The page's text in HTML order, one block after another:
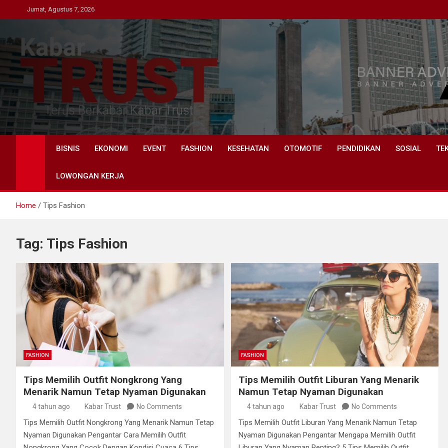
to
Jumat, Agustus 7, 2026
Kabar Trust
Terus Berkabar Kabar Trust
BISNIS EKONOMI EVENT FASHION KESEHATAN OTOMOTIF PENDIDIKAN SOSIAL
LOWONGAN KERJA
Home Tips Fashion
Tag: Tips Fashion
FASHION
Tips Memilih Outfit Nongkrong Yang
Menarik Namun Tetap Nyaman Digunakan
4 tahun ago Kabar Trust No Comments
Tips Memilih Outfit Nongkrong Yang Menarik Namun Tetap
Nyaman Digunakan Pengantar Cara Memilih Outfit
FASHION
Tips Memilih Outfit Liburan Yang Menarik
Namun Tetap Nyaman Digunakan
4 tahun ago Kabar Trust No Comments
Tips Memilih Outfit Liburan Yang Menarik Namun Tetap
Nyaman Digunakan Pengantar Mengapa Memilih Outfit